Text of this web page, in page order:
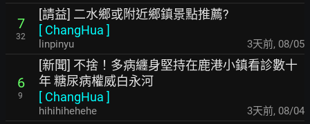
7
32
[請益] 二水鄉或附近鄉鎮景點推薦?
[ ChangHua ]
linpinyu 3天前, 08/05
6
9
[新聞] 不捨！多病纏身堅持在鹿港小鎮看診數十
年 糖尿病權威白永河
[ ChangHua ]
hihihihehehe 3天前, 08/04